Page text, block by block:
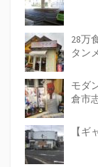
28万
タン
モダ
倉市
【